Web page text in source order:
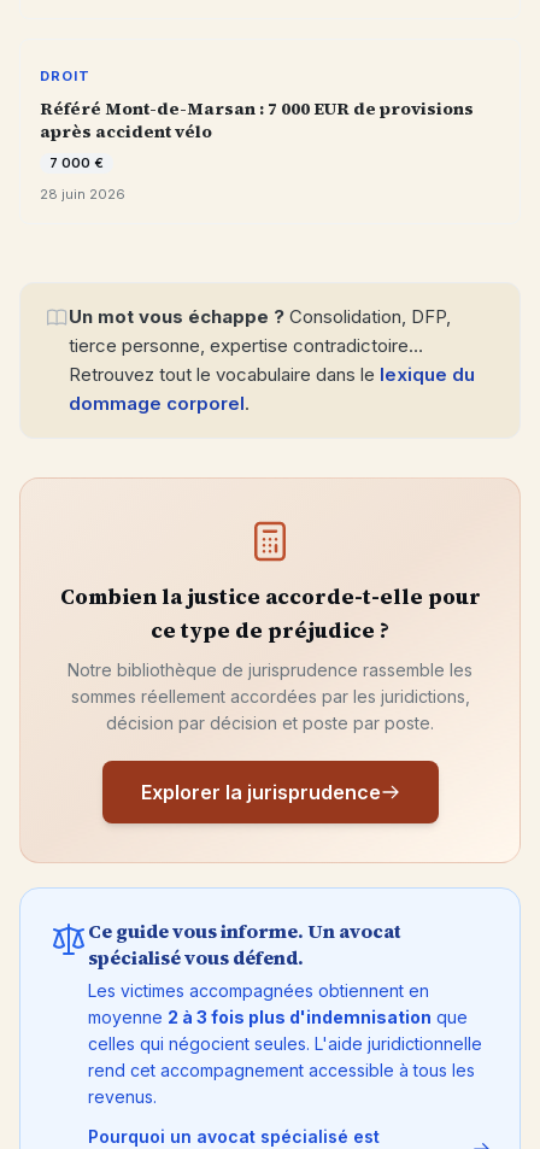
DROIT
Référé Mont-de-Marsan : 7 000 EUR de provisions
après accident vélo
7 000 €
28 juin 2026
Un mot vous échappe ? Consolidation, DFP,
tierce personne, expertise contradictoire…
Retrouvez tout le vocabulaire dans le lexique du
dommage corporel.
Combien la justice accorde-t-elle pour
ce type de préjudice ?
Notre bibliothèque de jurisprudence rassemble les
sommes réellement accordées par les juridictions,
décision par décision et poste par poste.
Explorer la jurisprudence
Ce guide vous informe. Un avocat
spécialisé vous défend.
Les victimes accompagnées obtiennent en
moyenne 2 à 3 fois plus d'indemnisation que
celles qui négocient seules. L'aide juridictionnelle
rend cet accompagnement accessible à tous les
revenus.
Pourquoi un avocat spécialisé est